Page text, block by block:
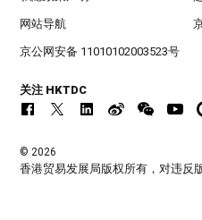
网站导航
京公网安备 11010102003523号
关注 HKTDC
© 2026
香港贸易发展局版权所有，对违反